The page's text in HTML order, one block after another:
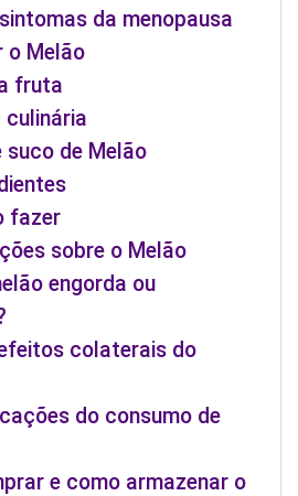
da menopausa
o Melão
fruta
culinária
suco de Melão
fazer
sobre o Melão
engorda ou
colaterais do
do consumo de
e como armazenar o